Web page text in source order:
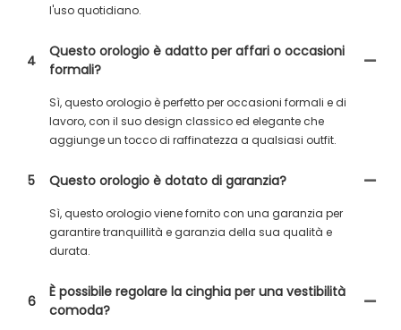
l'uso quotidiano.
4
Questo orologio è adatto per affari o occasioni
formali?
Sì, questo orologio è perfetto per occasioni formali e di
lavoro, con il suo design classico ed elegante che
aggiunge un tocco di raffinatezza a qualsiasi outfit.
5 Questo orologio è dotato di garanzia?
Sì, questo orologio viene fornito con una garanzia per
garantire tranquillità e garanzia della sua qualità e
durata.
6
È possibile regolare la cinghia per una vestibilità
comoda?